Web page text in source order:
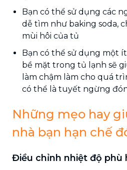
Bạn có thể sử dụng các
dễ tìm như baking soda,
mùi hôi của tủ
Bạn có thể sử dụng một
bề mặt trong tủ lạnh sẽ
làm chậm làm cho quá
có thể là tuyết ngừng
Những mẹo hay
nhà bạn hạn chế
Điều chỉnh nhiệt độ phù